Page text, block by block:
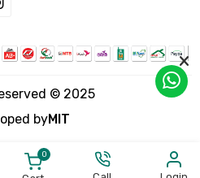
© 2025
byMIT
0